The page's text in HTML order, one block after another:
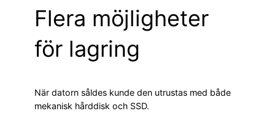
Flera möjligheter
för lagring
När datorn såldes kunde den utrustas med både
mekanisk hårddisk och SSD.